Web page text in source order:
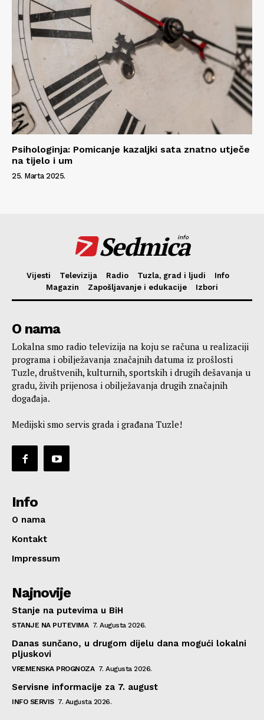
Psihologinja: Pomicanje kazaljki sata znatno utječe
na tijelo i um
25. Marta 2025.
Sedmica
info
Vijesti Televizija Radio Tuzla, grad i ljudi
Info
Magazin
Zapošljavanje i edukacije Izbori
O nama
Lokalna smo radio televizija na koju se računa u realizaciji
programa i obilježavanja značajnih datuma iz prošlosti
Tuzle, društvenih, kulturnih, sportskih i drugih dešavanja u
gradu, živih prijenosa i obilježavanja drugih značajnih
događaja.
Medijski smo servis grada i građana Tuzle!
Info
O nama
Kontakt
Impressum
Najnovije
Stanje na putevima u BiH
STANJE NA PUTEVIMA 7. Augusta 2026.
Danas sunčano, u drugom dijelu dana mogući lokalni
pljuskovi
VREMENSKA PROGNOZA 7. Augusta 2026.
Servisne informacije za 7. august
INFO SERVIS 7. Augusta 2026.